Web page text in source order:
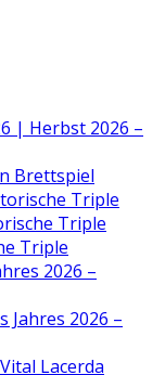
| Herbst 2026 –
Brettspiel
Triple
Triple
Triple
2026 –
Jahres 2026 –
Lacerda